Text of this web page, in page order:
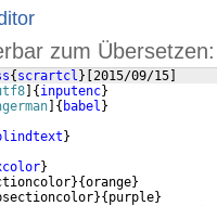
zum Übersetzen:
{ scrartcl } 2015/09/15
{ inputenc}
{ babel }
}
}
}{orange}
}{ purple}